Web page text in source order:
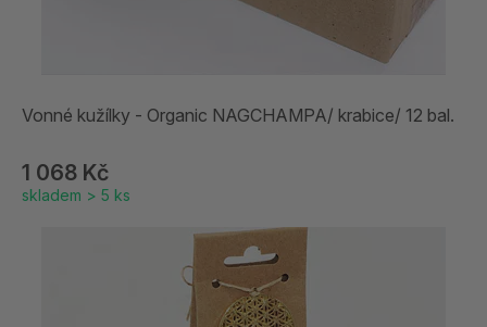
Vonné kužílky - Organic NAGCHAMPA/ krabice/ 12 bal.
1 068 Kč
skladem > 5 ks